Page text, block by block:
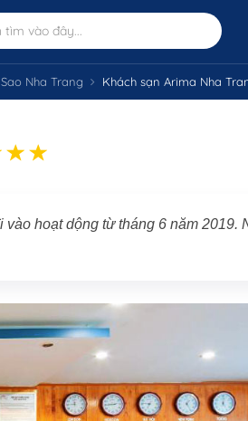
Nha Trang Khách sạn Arima Nha
hoạt dộng từ tháng 6 năm 2019.